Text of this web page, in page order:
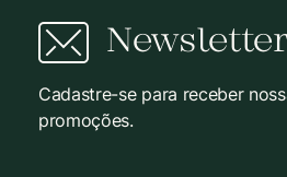
Newsletter
Cadastre-se para receber
promoções.